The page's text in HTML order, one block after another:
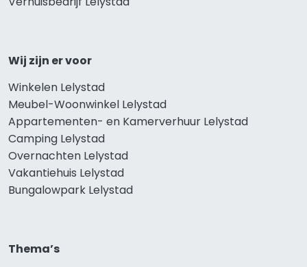
Wij zijn er voor
Winkelen Lelystad
Meubel-Woonwinkel Lelystad
Appartementen- en Kamerverhuur Lelystad
Camping Lelystad
Overnachten Lelystad
Vakantiehuis Lelystad
Bungalowpark Lelystad
Thema’s